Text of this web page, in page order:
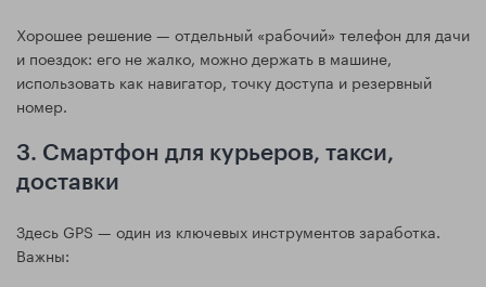
Хорошее решение — отдельный «рабочий» телефон для дачи
и поездок: его не жалко, можно держать в машине,
использовать как навигатор, точку доступа и резервный
номер.
3. Смартфон для курьеров, такси,
доставки
Здесь GPS — один из ключевых инструментов заработка.
Важны: